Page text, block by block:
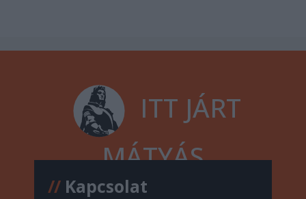
ITT JÁRT
MÁTYÁS
//Kapcsolat